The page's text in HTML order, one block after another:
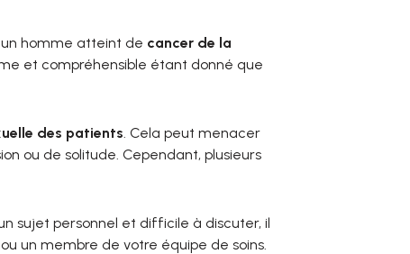
homme atteint de cancer de la
et compréhensible étant donné que
des patients. Cela peut menacer
ou de solitude. Cependant, plusieurs
sujet personnel et difficile à discuter, il
un membre de votre équipe de soins.